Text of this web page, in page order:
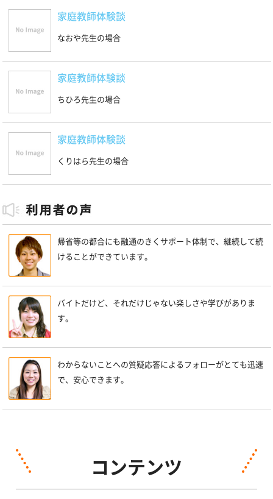
家庭教師体験談
なおや先生の場合
家庭教師体験談
ちひろ先生の場合
家庭教師体験談
くりはら先生の場合
帰省等の都合にも融通のきくサポート体制で、継続して続
けることができています。
バイトだけど、それだけじゃない楽しさや学びがありま
す。
わからないことへの質疑応答によるフォローがとても迅速
で、安心できます。
コンテンツ